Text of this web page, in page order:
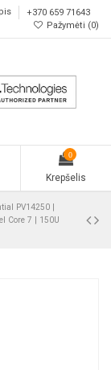
+370 659 71643
Pažymėti (0)
0
Krepšelis
PV14250 |
Core 7 | 150U